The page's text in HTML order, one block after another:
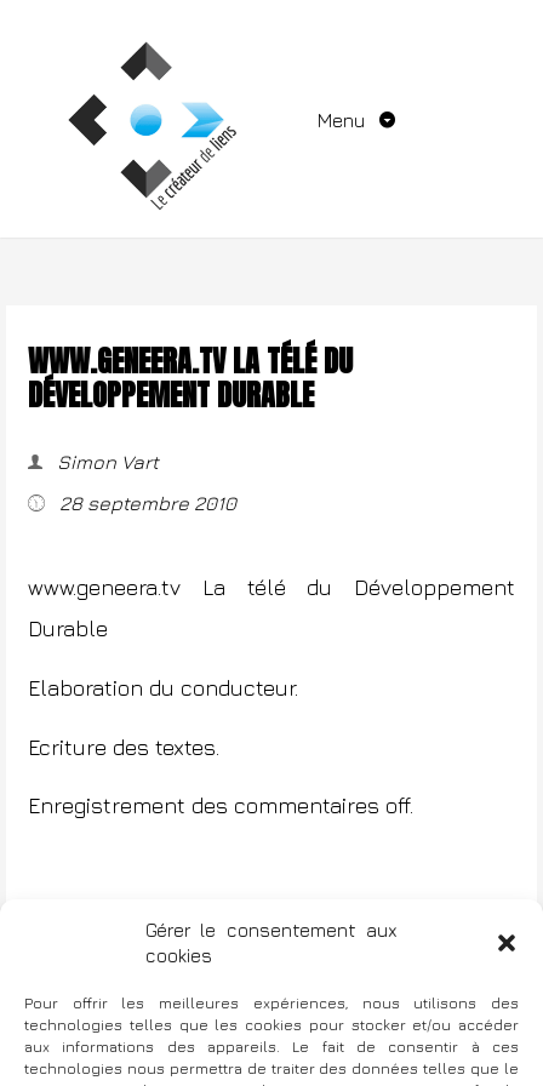
Gérer le consentement aux
cookies
Pour offrir les meilleures expériences, nous utilisons des
technologies telles que les cookies pour stocker et/ou accéder
aux informations des appareils. Le fait de consentir à ces
technologies nous permettra de traiter des données telles que le
Menu
WWW.GENEERA.TV LA TÉLÉ DU
DÉVELOPPEMENT DURABLE
Simon Vart
28 septembre 2010
www.geneera.tvLa télé du Développement
Durable
Elaboration du conducteur.
Ecriture des textes.
Enregistrement des commentaires off.
a
v
i
AICVF/Jonathan Evénements
Chambre Régionale de Commerce et
d’Industrie Rhône-Alpes